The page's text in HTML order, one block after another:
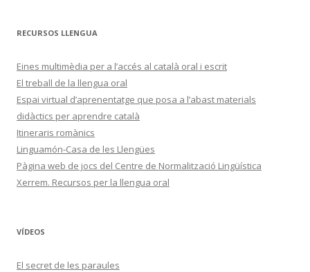
RECURSOS LLENGUA
Eines multimèdia per a l’accés al català oral i escrit
El treball de la llengua oral
Espai virtual d’aprenentatge que posa a l’abast materials
didàctics per aprendre català
Itineraris romànics
Linguamón-Casa de les Llengües
Pàgina web de jocs del Centre de Normalització Lingüística
Xerrem. Recursos per la llengua oral
VÍDEOS
El secret de les paraules